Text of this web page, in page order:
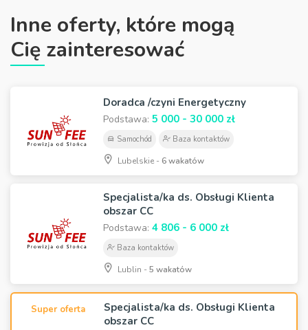
Inne oferty, które mogą
Cię zainteresować
Doradca /czyni Energetyczny
Podstawa: 5 000 - 30 000 zł
Samochód Baza kontaktów
Lubelskie - 6 wakatów
Specjalista/ka ds. Obsługi Klienta
obszar CC
Podstawa: 4 806 - 6 000 zł
Baza kontaktów
Lublin -5 wakatów
Super oferta
Specjalista/ka ds. Obsługi Klienta
obszar CC